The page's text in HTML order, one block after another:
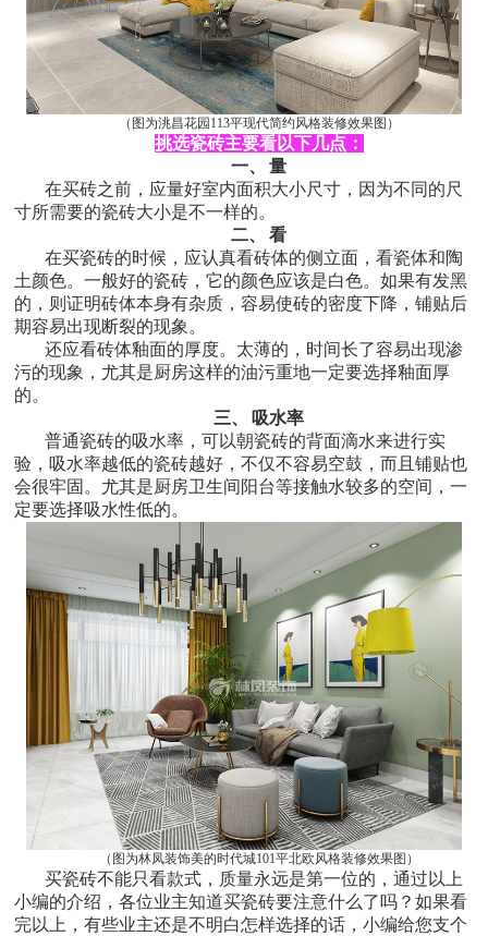
（图为洮昌花园113平现代简约风格装修效果图）
挑选瓷砖主要看以下几点：
一、
量
在买砖之前，应量好室内面积大小尺寸，因为不同的尺
寸所需要的瓷砖大小是不一样的。
二、
看
在买瓷砖的时候，应认真看砖体的侧立面，看瓷体和陶
土颜色。一般好的瓷砖，它的颜色应该是白色。如果有发黑
的，则证明砖体本身有杂质，容易使砖的密度下降，铺贴后
期容易出现断裂的现象。
还应看砖体釉面的厚度。太薄的，时间长了容易出现渗
污的现象，尤其是厨房这样的油污重地一定要选择釉面厚
的。
三、
吸水率
普通瓷砖的吸水率，可以朝瓷砖的背面滴水来进行实
验，吸水率越低的瓷砖越好，不仅不容易空鼓，而且铺贴也
会很牢固。尤其是厨房卫生间阳台等接触水较多的空间，一
定要选择吸水性低的。
（图为林凤装饰美的时代城101平北欧风格装修效果图 ）
买瓷砖不能只看款式，质量永远是第一位的，通过以上
小编的介绍，各位业主知道买瓷砖要注意什么了吗？如果看
完以上，有些业主还是不明白怎样选择的话，小编给您支个